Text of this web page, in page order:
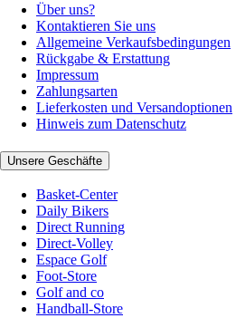
Über uns?
Kontaktieren Sie uns
Allgemeine Verkaufsbedingungen
Rückgabe & Erstattung
Impressum
Zahlungsarten
Lieferkosten und Versandoptionen
Hinweis zum Datenschutz
Unsere Geschäfte
Basket-Center
Daily Bikers
Direct Running
Direct-Volley
Espace Golf
Foot-Store
Golf and co
Handball-Store